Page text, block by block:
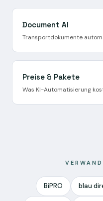
Document AI
Transportdokumente
Preise & Pakete
Was KI-Automatisierung
BiPRO blau